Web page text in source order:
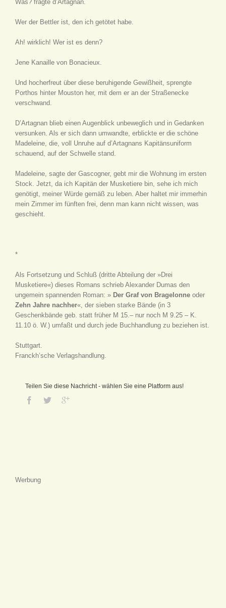
Was? fragte d’Artagnan.
Wer der Bettler ist, den ich getötet habe.
Ah! wirklich! Wer ist es denn?
Jene Kanaille von Bonacieux.
Und hocherfreut über diese beruhigende Gewißheit, sprengte
Porthos hinter Mouston her, mit dem er an der Straßenecke
verschwand.
D’Artagnan blieb einen Augenblick unbeweglich und in Gedanken
versunken. Als er sich dann umwandte, erblickte er die schöne
Madeleine, die, voll Unruhe auf d’Artagnans Kapitänsuniform
schauend, auf der Schwelle stand.
Madeleine, sagte der Gascogner, gebt mir die Wohnung im ersten
Stock. Jetzt, da ich Kapitän der Musketiere bin, sehe ich mich
genötigt, meiner Würde gemäß zu leben. Aber haltet mir immerhin
mein Zimmer im fünften frei, denn man kann nicht wissen, was
geschieht.
*
Als Fortsetzung und Schluß (dritte Abteilung der »Drei
Musketiere«) dieses Romans schrieb Alexander Dumas den
ungemein spannenden Roman: » Der Graf von Bragelonne oder
Zehn Jahre nachher«, der sieben starke Bände (in 3
Geschenkbände geb. statt früher M 15.– nur noch M 9.25 – K.
11.10 ö. W.) umfaßt und durch jede Buchhandlung zu beziehen ist.
Stuttgart.
Franckh’sche Verlagshandlung.
Teilen Sie diese Nachricht - wählen Sie eine Platform aus!
Werbung